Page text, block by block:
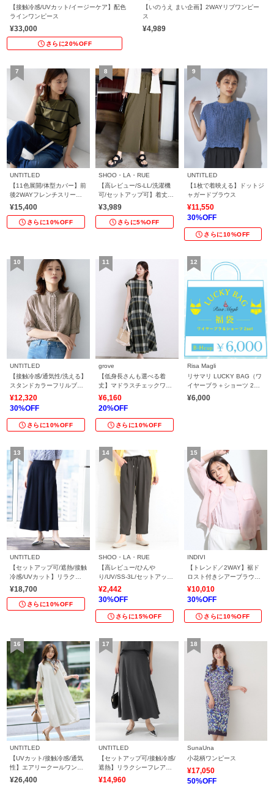
【接触冷感/UVカット/イージーケア】配色
ラインワンピース
¥33,000
さらに20%OFF
【いのうえ まい企画】2WAYリブワンピー
ス
¥4,989
UNTITLED
【11色展開/体型カバー】前
後2WAYフレンチスリーブ
ニット
¥15,400
さらに10%OFF
SHOO・LA・RUE
【高レビュー/S-LL/洗濯機
可/セットアップ可】着丈選
べる 軽凛(かろりん) ひんや
りフラップイージーパンツ
¥3,989
さらに5%OFF
UNTITLED
【1枚で着映える】ドットジ
ャガードブラウス
¥11,550
30%OFF
さらに10%OFF
UNTITLED
【接触冷感/通気性/洗える】
スタンドカラーフリルブラ
ウス
¥12,320
30%OFF
さらに10%OFF
grove
【低身長さんも選べる着
丈】マドラスチェックワン
ピース
¥6,160
20%OFF
さらに10%OFF
Risa Magli
リサマリ LUCKY BAG（ワ
イヤーブラ＋ショーツ 2セ
ット）
¥6,000
UNTITLED
【セットアップ可/遮熱/接触
冷感/UVカット】リラクシ
ーガウチョパンツ
¥18,700
さらに10%OFF
SHOO・LA・RUE
【高レビュー/ひんや
り/UV/SS-3L/セットアップ
可】さらさらぷるん イージ
ーテーパードパンツ
¥2,442
30%OFF
さらに15%OFF
INDIVI
【トレンド／2WAY】裾ド
ロスト付きシアーブラウス
ブルゾン
¥10,010
30%OFF
さらに10%OFF
UNTITLED
【UVカット/接触冷感/通気
性】エアリークールワンピ
ース
¥26,400
UNTITLED
【セットアップ可/接触冷感/
遮熱】リラクシーフレアス
カート
¥14,960
SunaUna
小花柄ワンピース
¥17,050
50%OFF